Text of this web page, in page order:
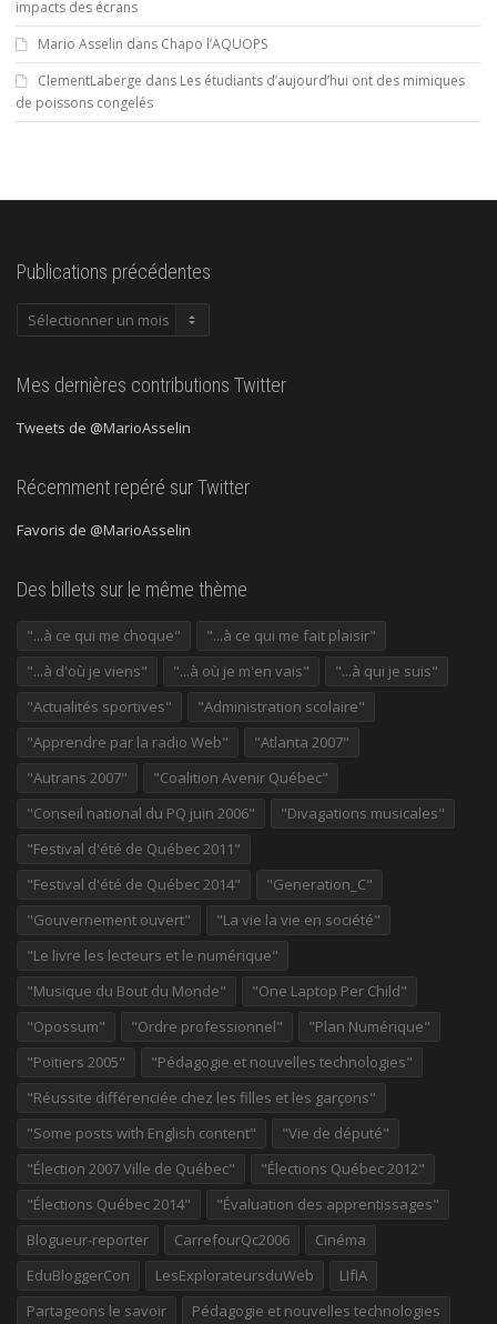
impacts des écrans
Mario Asselin dans Chapo l’AQUOPS
ClementLaberge dans Les étudiants d’aujourd’hui ont des mimiques
de poissons congelés
Publications précédentes
Publications
Mes dernières contributions Twitter
Tweets de @MarioAsselin
Récemment repéré sur Twitter
Favoris de @MarioAsselin
Des billets sur le même thème
"...à ce qui me choque"
"...à ce qui me fait plaisir"
"...à d'où je viens"
"...à où je m'en vais"
"...à qui je suis"
"Actualités sportives"
"Administration scolaire"
"Apprendre par la radio Web"
"Atlanta 2007"
"Autrans 2007"
"Coalition Avenir Québec"
"Conseil national du PQ juin 2006"
"Divagations musicales"
"Festival d'été de Québec 2011"
"Festival d'été de Québec 2014"
"Generation_C"
"Gouvernement ouvert"
"La vie la vie en société"
"Le livre les lecteurs et le numérique"
"Musique du Bout du Monde"
"One Laptop Per Child"
"Opossum"
"Ordre professionnel"
"Plan Numérique"
"Poitiers 2005"
"Pédagogie et nouvelles technologies"
"Réussite différenciée chez les filles et les garçons"
"Some posts with English content"
"Vie de député"
"Élection 2007 Ville de Québec"
"Élections Québec 2012"
"Élections Québec 2014"
"Évaluation des apprentissages"
Blogueur-reporter
CarrefourQc2006
Cinéma
EduBloggerCon
LesExplorateursduWeb
LIfIA
Partageons le savoir
Pédagogie et nouvelles technologies